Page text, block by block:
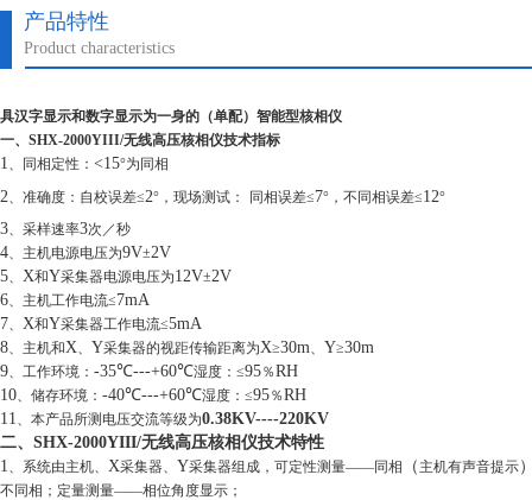
产品特性
Product characteristics
具汉字显示和数字显示为一身的（单配）智能型核相仪
一、SHX-2000YIII/无线高压核相仪技术指标
1、同相定性： <15°为同相
2、准确度：自校误差≤2°，现场测试： 同相误差≤7°，不同相误差≤12°
3、采样速率3次／秒
4、主机电源电压为9V±2V
5、 X和Y采集器电源电压为12V±2V
6、主机工作电流≤7mA
7、 X和Y采集器工作电流≤5mA
8、主机和X、 Y采集器的视距传输距离为X≥30m、 Y≥30m
9、工作环境： -35℃---+60℃湿度：≤95％RH
10、储存环境： -40℃---+60℃湿度：≤95％RH
11、本产品所测电压交流等级为0.38KV----220KV
二、SHX-2000YIII/无线高压核相仪技术特性
1、系统由主机、 X采集器、 Y采集器组成，可定性测量——同相 （ 主机有声音提示
不同相；定量测量——相位角度显示；